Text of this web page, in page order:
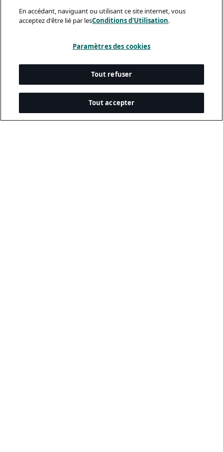
En accédant, naviguant ou utilisant ce site internet, vous
acceptez d'être lié par lesConditions d'Utilisation.
Paramètres des cookies
Tout refuser
Tout accepter